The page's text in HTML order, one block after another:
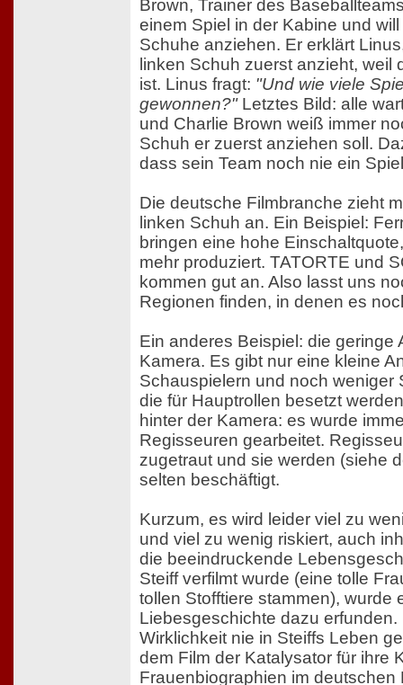
Brown, Trainer des
einem Spiel in der Kabine und
Schuhe anziehen. Er erklärt
linken Schuh zuerst anzieht, weil
ist. Linus fragt: "Und wie viele
gewonnen?"Letztes Bild: alle
und Charlie Brown weiß immer
Schuh er zuerst anziehen soll.
dass sein Team noch nie ein
Die deutsche Filmbranche zieht
linken Schuh an. Ein Beispiel:
bringen eine hohe
mehr produziert. TATORTE und
kommen gut an. Also lasst uns
Regionen finden, in denen es
Ein anderes Beispiel: die geringe
Kamera. Es gibt nur eine kleine
Schauspielern und noch weniger
die für Hauptrollen besetzt
hinter der Kamera: es wurde
Regisseuren gearbeitet.
zugetraut und sie werden (siehe
selten beschäftigt.
Kurzum, es wird leider viel zu
und viel zu wenig riskiert, auch
die beeindruckende
Steiff verfilmt wurde (eine tolle
tollen Stofftiere stammen), wurde
Liebesgeschichte dazu
Wirklichkeit nie in Steiffs Leben
dem Film der Katalysator für ihre
Frauenbiographien im deutschen